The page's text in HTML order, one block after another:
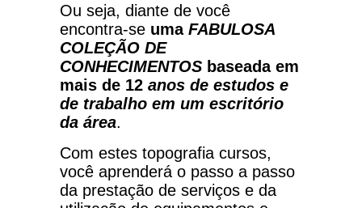
Ou seja, diante de você
encontra-se uma FABULOSA
COLEÇÃO DE
CONHECIMENTOS baseada em
mais de 12 anos de estudos e
de trabalho em um escritório
da área.
Com estes topografia cursos,
você aprenderá o passo a passo
da prestação de serviços e da